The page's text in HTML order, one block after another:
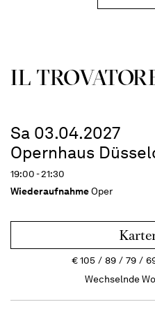
IL
Sa 03.04.2027
Opernhaus
19:00 - 21:30
WiederaufnahmeOper
€105 89 79
Wechselnde